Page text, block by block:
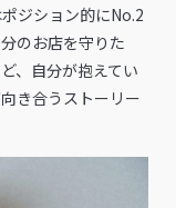
ジション的にNo.2
のお店を守りた
、自分が抱えてい
き合うストーリー